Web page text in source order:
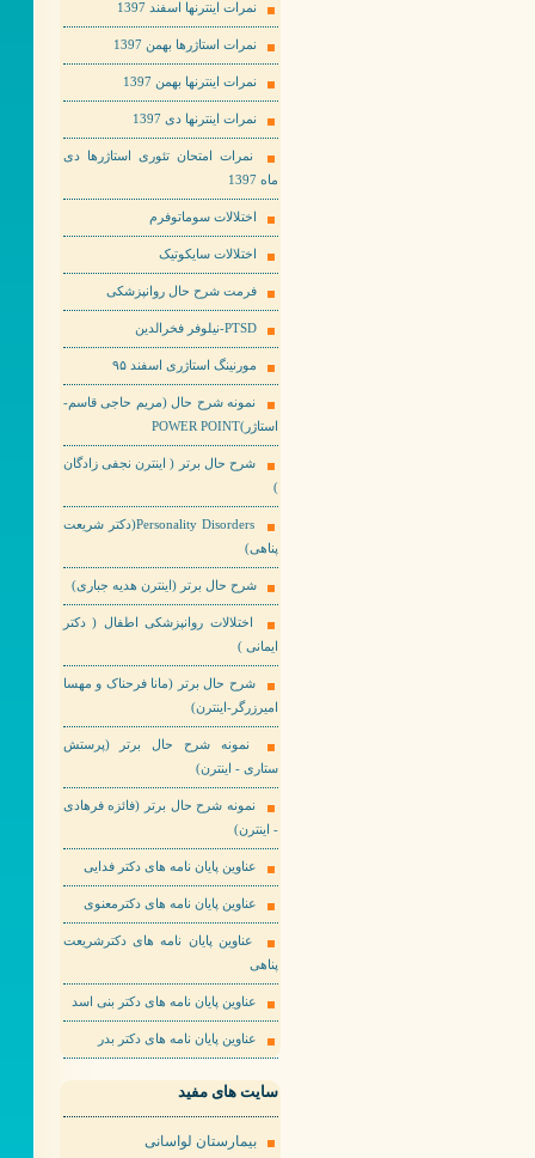
نمرات اینترنها اسفند 1397
نمرات استاژرها بهمن 1397
نمرات اینترنها بهمن 1397
نمرات اینترنها دی 1397
نمرات امتحان تئوری استاژرها دی
ماه 1397
اختلالات سوماتوفرم
اختلالات سایکوتیک
فرمت شرح حال روانپزشکی
PTSD-نیلوفر فخرالدین
مورنینگ استاژری اسفند ۹۵
نمونه شرح حال (مریم حاجی قاسم-
استاژر)POWER POINT
شرح حال برتر ( اینترن نجفی زادگان
)
Personality Disorders(دکتر شریعت
پناهی)
شرح حال برتر (اینترن هدیه جباری)
اختلالات روانپزشکی اطفال ( دکتر
ایمانی )
شرح حال برتر (مانا فرحناک و مهسا
امیرزرگر-اینترن)
نمونه شرح حال برتر (پرستش
ستاری - اینترن)
نمونه شرح حال برتر (فائزه فرهادی
- اینترن)
عناوین پایان نامه های دکتر فدایی
عناوین پایان نامه های دکترمعنوی
عناوین پایان نامه های دکترشریعت
پناهی
عناوین پایان نامه های دکتر بنی اسد
عناوین پایان نامه های دکتر بدر
سایت های مفید
بیمارستان لواسانی